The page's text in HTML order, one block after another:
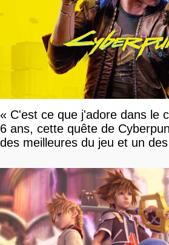
« C'est ce que j'adore dans le
6 ans, cette quête de
des meilleures du jeu et un